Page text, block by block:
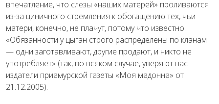
впечатление, что слезы «наших матерей» проливаются
из-за циничного стремления к обогащению тех, чьи
матери, конечно, не плачут, потому что известно:
«Обязанности у цыган строго распределены по кланам
— одни заготавливают, другие продают, и никто не
употребляет» (так, во всяком случае, уверяют нас
издатели приамурской газеты «Моя мадонна» от
21.12.2005).